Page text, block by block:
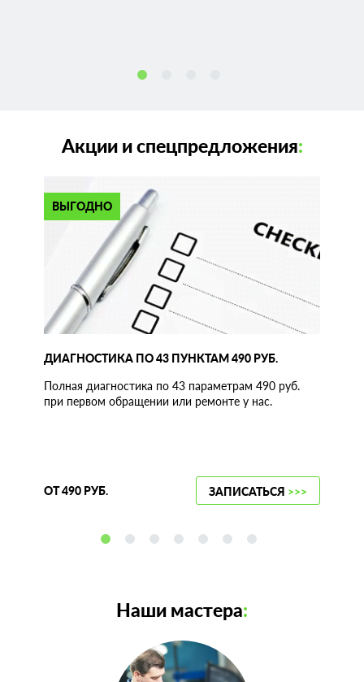
Акции и спецпредложения:
ВЫГОДНО
ДИАГНОСТИКА ПО 43 ПУНКТАМ 490 РУБ.
Полная диагностика по 43 параметрам 490 руб.
при первом обращении или ремонте у нас.
ОТ 490 РУБ. ЗАПИСАТЬСЯ >>>
Наши мастера: